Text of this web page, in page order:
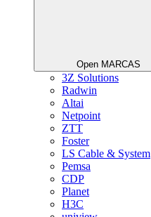
Open MARCAS
3Z Solutions
Radwin
Altai
Netpoint
ZTT
Foster
LS Cable & System
Pemsa
CDP
Planet
H3C